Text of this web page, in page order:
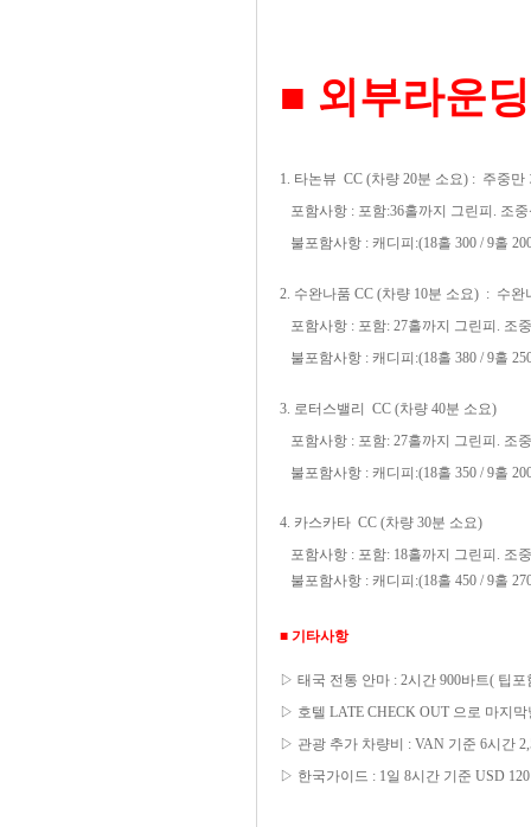
■ 외부라운
1. 타논뷰 CC (차량 20분 소요) : 주중만
포함사항 : 포함:36홀까지 그린피. 조
불포함사항 : 캐디피:(18홀 300 / 9홀
2. 수완나품 CC (차량 10분 소요) : 수
포함사항 : 포함: 27홀까지 그린피. 조
불포함사항 : 캐디피:(18홀 380 / 9홀
3. 로터스밸리 CC (차량 40분 소요)
포함사항 : 포함: 27홀까지 그린피. 조
불포함사항 : 캐디피:(18홀 350 / 9홀
4. 카스카타 CC (차량 30분 소요)
포함사항 : 포함: 18홀까지 그린피. 조
불포함사항 : 캐디피:(18홀 450 / 9홀
■ 기타사항
▷ 태국 전통 안마 : 2시간 900바트( 팁
▷ 호텔 LATE CHECK OUT 으로 마지
▷ 관광 추가 차량비 : VAN 기준 6시간
▷ 한국가이드 : 1일 8시간 기준 USD 120